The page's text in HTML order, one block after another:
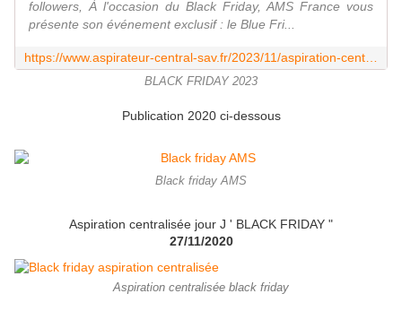
followers, À l'occasion du Black Friday, AMS France vous
présente son événement exclusif : le Blue Fri...
BLACK FRIDAY 2023
Publication 2020 ci-dessous
Black friday AMS
Aspiration centralisée jour J ' BLACK FRIDAY "
27/11/2020
Aspiration centralisée black friday